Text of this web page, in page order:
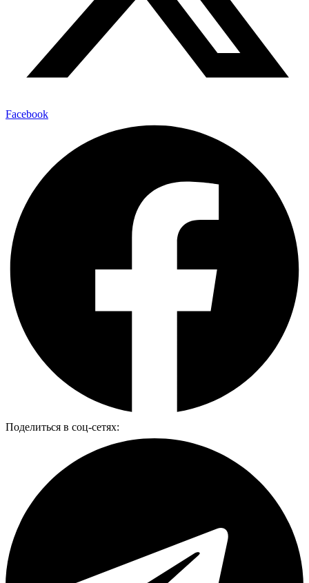
Facebook
Поделиться в соц-сетях: